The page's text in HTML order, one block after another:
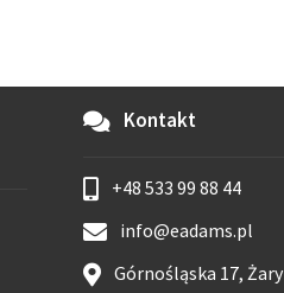
Kontakt
+48 533 99 88 44
info@eadams.pl
Górnośląska 17, Żary